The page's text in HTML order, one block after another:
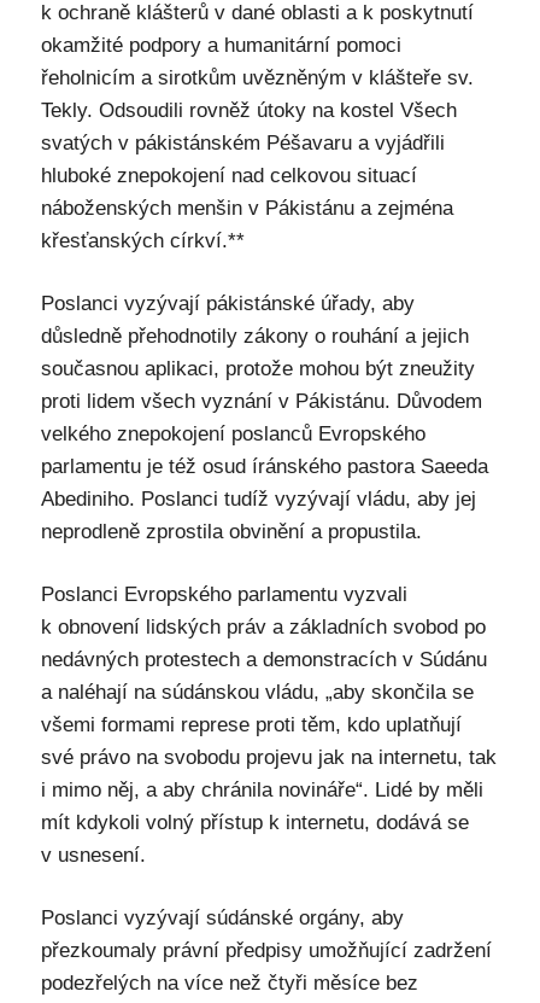
k ochraně klášterů v dané oblasti a k poskytnutí
okamžité podpory a humanitární pomoci
řeholnicím a sirotkům uvězněným v klášteře sv.
Tekly. Odsoudili rovněž útoky na kostel Všech
svatých v pákistánském Péšavaru a vyjádřili
hluboké znepokojení nad celkovou situací
náboženských menšin v Pákistánu a zejména
křesťanských církví.**
Poslanci vyzývají pákistánské úřady, aby
důsledně přehodnotily zákony o rouhání a jejich
současnou aplikaci, protože mohou být zneužity
proti lidem všech vyznání v Pákistánu. Důvodem
velkého znepokojení poslanců Evropského
parlamentu je též osud íránského pastora Saeeda
Abediniho. Poslanci tudíž vyzývají vládu, aby jej
neprodleně zprostila obvinění a propustila.
Poslanci Evropského parlamentu vyzvali
k obnovení lidských práv a základních svobod po
nedávných protestech a demonstracích v Súdánu
a naléhají na súdánskou vládu, „aby skončila se
všemi formami represe proti těm, kdo uplatňují
své právo na svobodu projevu jak na internetu, tak
i mimo něj, a aby chránila novináře“. Lidé by měli
mít kdykoli volný přístup k internetu, dodává se
v usnesení.
Poslanci vyzývají súdánské orgány, aby
přezkoumaly právní předpisy umožňující zadržení
podezřelých na více než čtyři měsíce bez